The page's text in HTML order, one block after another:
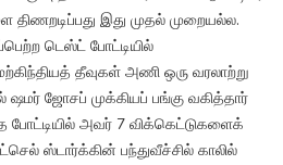
இது முதல் முறையல்ல.
டெஸ்ட் போட்டியில்
தீவுகள் அணி ஒரு வரலாற்று
ஜோசப் முக்கியப் பங்கு வகித்தார்
போட்டியில் அவர் 7 விக்கெட்டுகளைக்
ஸ்டார்க்கின் பந்துவீச்சில் காலில்